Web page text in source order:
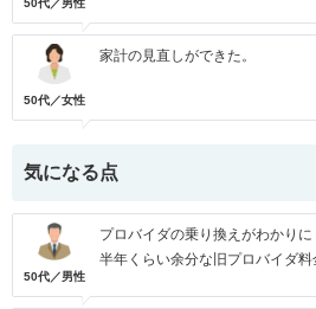
50代／男性
50代／女性
家計の見直しができた。
気になる点
50代／男性
プロバイダの乗り換えがわかりに
半年くらい余分な旧プロバイダ料